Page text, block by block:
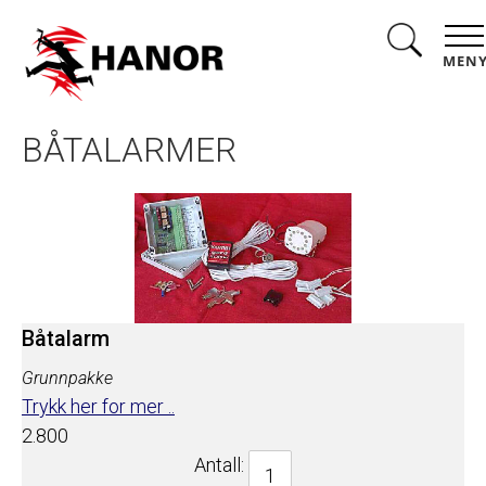
BÅTALARMER
Båtalarm
Grunnpakke
Trykk her for mer ..
2.800
Antall: